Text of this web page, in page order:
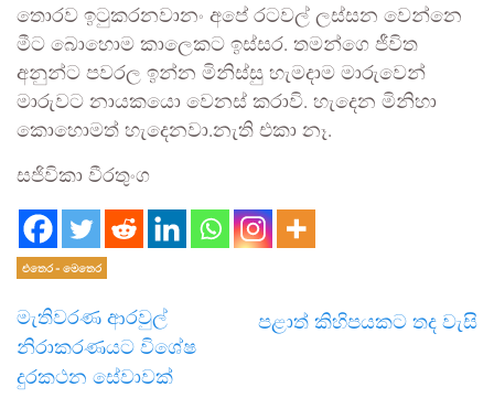
තොරව ඉටුකරනවානං අපේ රටවල් ලස්සන වෙන්නෙ
මීට බොහොම කාලෙකට ඉස්සර. තමන්ගෙ ජීවිත
අනුන්ට පවරල ඉන්න මිනිස්සු හැමදාම මාරුවෙන්
මාරුවට නායකයො වෙනස් කරාවි. හැදෙන මිනිහා
කොහොමත් හැදෙනවා.නැති එකා නෑ.
සජිවිකා වීරතුංග
එතෙර - මෙතෙර
මැතිවරණ ආරවුල්
නිරාකරණයට විශේෂ
දුරකථන සේවාවක්
පළාත් කිහිපයකට තද වැසි